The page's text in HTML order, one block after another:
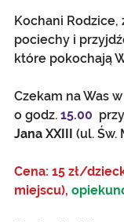
Kochani Rodzice,
pociechy i
które pokochają
Czekam na Was
o godz. 15.00
  przy
Jana XXIII (ul. Św.
Cena: 15 zł/
miejscu),